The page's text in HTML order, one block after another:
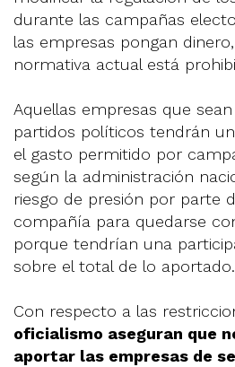
durante las campañas
las empresas pongan
normativa actual está
Aquellas empresas que
partidos políticos tendrán
el gasto permitido por
según la administración
riesgo de presión por parte
compañía para quedarse
porque tendrían una
sobre el total de lo aportado.
Con respecto a las
oficialismo aseguran que
aportar las empresas de